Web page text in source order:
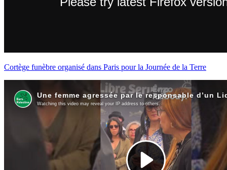
Cortège funèbre organisé dans Paris pour la Journée de la Terre